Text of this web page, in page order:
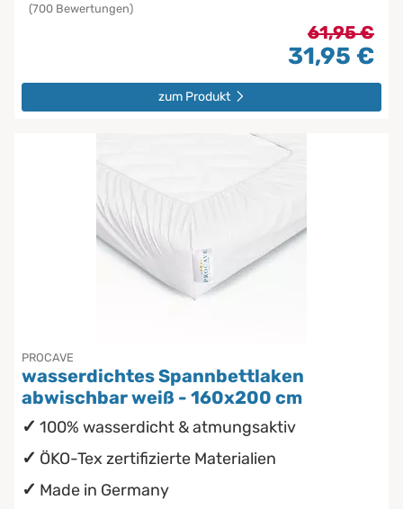
(700 Bewertungen)
61,95 €
31,95 €
zum Produkt
PROCAVE
wasserdichtes Spannbettlaken
abwischbar weiß - 160x200 cm
100% wasserdicht & atmungsaktiv
ÖKO-Tex zertifizierte Materialien
Made in Germany